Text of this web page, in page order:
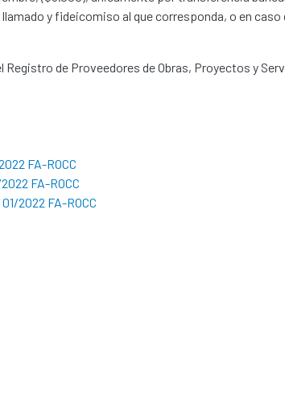
y fideicomiso al que corresponda, o en
de Proveedores de Obras, Proyectos y
FA-ROCC
FA-ROCC
2022 FA-ROCC